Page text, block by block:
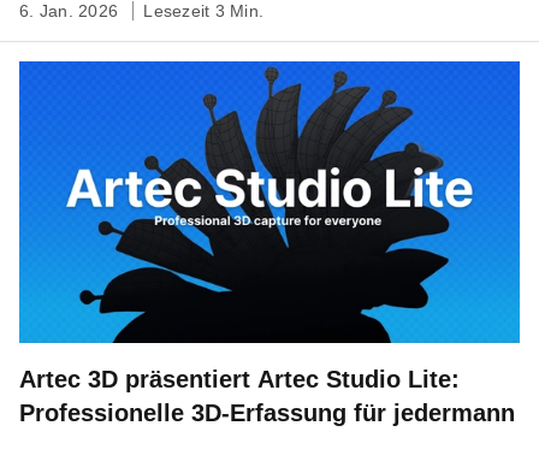
6. Jan. 2026 Lesezeit 3 Min.
Artec 3D präsentiert Artec Studio Lite:
Professionelle 3D-Erfassung für jedermann